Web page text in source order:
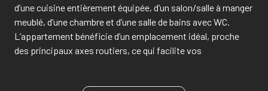
d’une cuisine entièrement équipée, d’un salon/salle à manger
meublé, d’une chambre et d’une salle de bains avec WC.
L’appartement bénéficie d’un emplacement idéal, proche
des principaux axes routiers, ce qui facilite vos